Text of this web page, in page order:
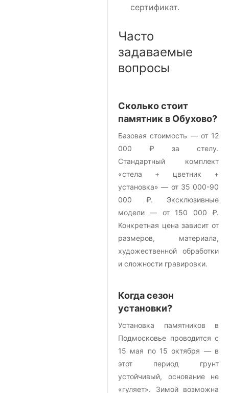
сертификат.
Часто
задаваемые
вопросы
Сколько стоит
памятник в Обухово?
Базовая стоимость — от 12
000 ₽ за стелу.
Стандартный комплект
«стела + цветник +
установка» — от 35 000-90
000 ₽. Эксклюзивные
модели — от 150 000 ₽.
Конкретная цена зависит от
размеров, материала,
художественной обработки
и сложности гравировки.
Когда сезон
установки?
Установка памятников в
Подмосковье проводится с
15 мая по 15 октября — в
этот период грунт
устойчивый, основание не
«гуляет». Зимой возможна